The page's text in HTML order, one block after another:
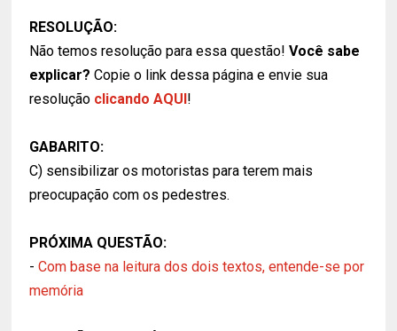
RESOLUÇÃO:
Não temos resolução para essa questão!Você sabe
explicar? Copie o link dessa página e envie sua
resolução clicando AQUI !
GABARITO:
C) sensibilizar os motoristas para terem mais
preocupação com os pedestres.
PRÓXIMA QUESTÃO:
-Com base na leitura dos dois textos, entende-se por
memória